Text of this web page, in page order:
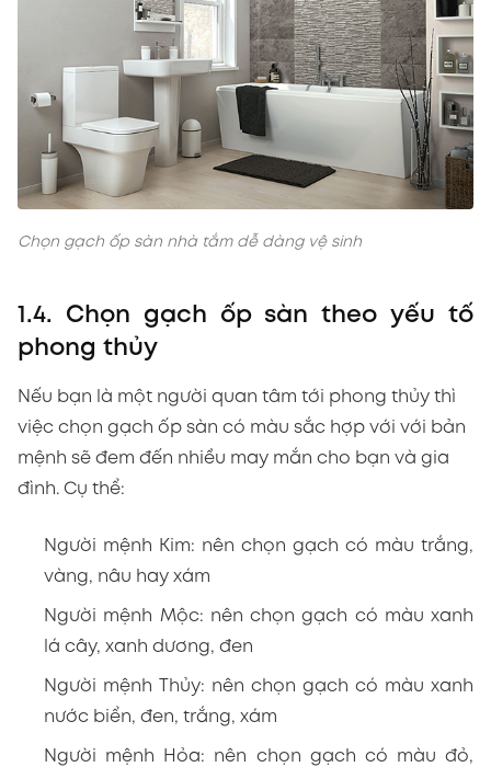
Chọn gạch ốp sàn nhà tắm dễ dàng vệ sinh
1.4. Chọn gạch ốp sàn theo yếu tố
phong thủy
Nếu bạn là một người quan tâm tới phong thủy thì
việc chọn gạch ốp sàn có màu sắc hợp với với bản
mệnh sẽ đem đến nhiều may mắn cho bạn và gia
đình. Cụ thể:
Người mệnh Kim: nên chọn gạch có màu trắng,
vàng, nâu hay xám
Người mệnh Mộc: nên chọn gạch có màu xanh
lá cây, xanh dương, đen
Người mệnh Thủy: nên chọn gạch có màu xanh
nước biển, đen, trắng, xám
Người mệnh Hỏa: nên chọn gạch có màu đỏ,